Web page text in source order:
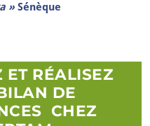
» Sénèque
ET RÉALISEZ
DE
CHEZ